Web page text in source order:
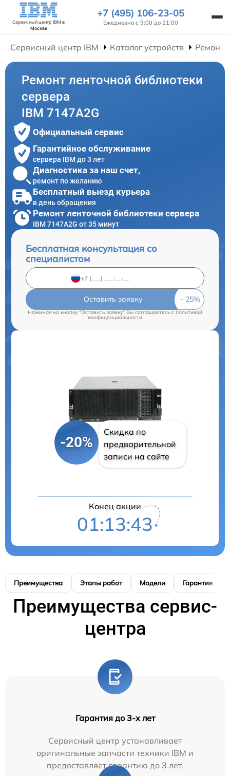
Сервисный центр IBM в
Москве
+7 (495) 106-23-05
Ежедневно с 9:00 до 21:00
Сервисный центр IBM Каталог устройств Ремонт
Ремонт ленточной библиотеки
сервера
IBM 7147A2G
Официальный сервис
Гарантийное обслуживание
сервера IBM до 3 лет
Диагностика за наш счет,
ремонт по желанию
Бесплатный выезд курьера
в день обращения
Ремонт ленточной библиотеки сервера
IBM 7147A2G от 35 минут
Бесплатная консультация со
специалистом
Оставить заявку
Нажимая на кнопку "Оставить заявку" Вы соглашаетесь c политикой
конфиденциальности
-20%
Скидка по
предварительной
записи на сайте
Конец акции
01:13:42
Преимущества Этапы работ Модели Гарантия
Преимущества сервис-
центра
Гарантия до 3-х лет
Сервисный центр устанавливает
оригинальные запчасти техники IBM и
предоставляет гарантию до 3 лет.